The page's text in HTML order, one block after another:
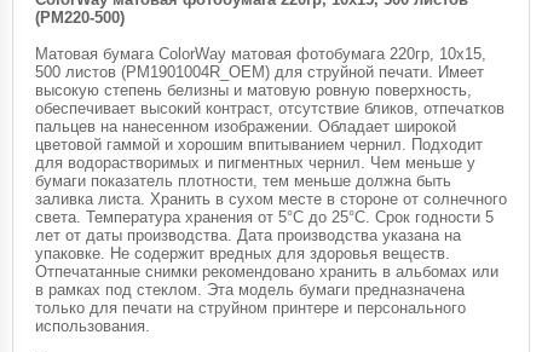
(PM220-500)
Матовая бумага ColorWay матовая фотобумага 220гр, 10x15,
500 листов (PM1901004R_OEM) для струйной печати. Имеет
высокую степень белизны и матовую ровную поверхность,
обеспечивает высокий контраст, отсутствие бликов, отпечатков
пальцев на нанесенном изображении. Обладает широкой
цветовой гаммой и хорошим впитыванием чернил. Подходит
для водорастворимых и пигментных чернил. Чем меньше у
бумаги показатель плотности, тем меньше должна быть
заливка листа. Хранить в сухом месте в стороне от солнечного
света. Температура хранения от 5°С до 25°С. Срок годности 5
лет от даты производства. Дата производства указана на
упаковке. Не содержит вредных для здоровья веществ.
Отпечатанные снимки рекомендовано хранить в альбомах или
в рамках под стеклом. Эта модель бумаги предназначена
только для печати на струйном принтере и персонального
использования.